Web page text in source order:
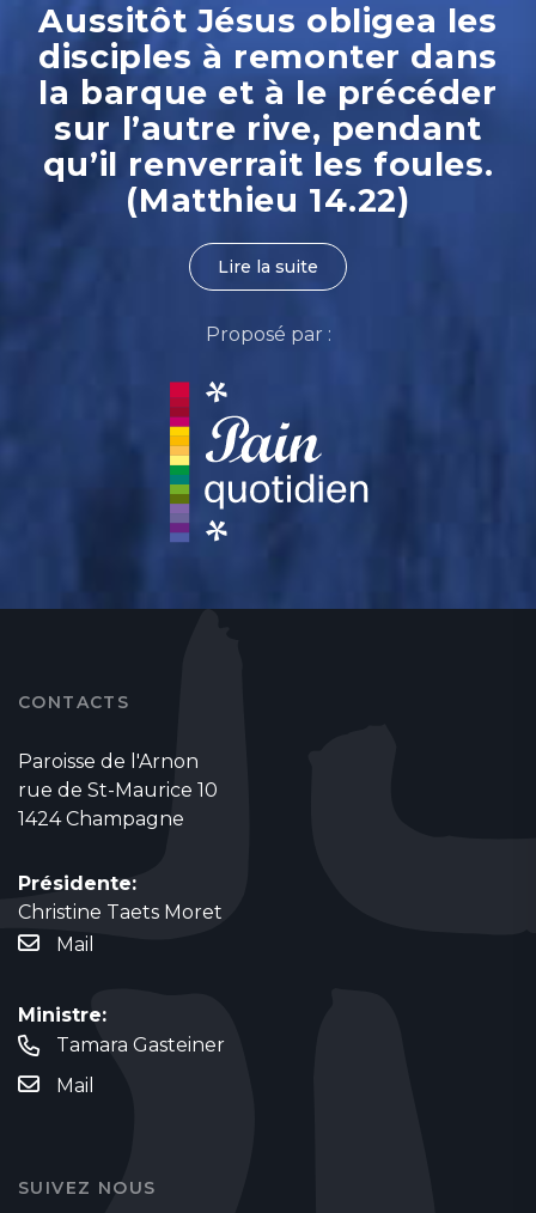
Aussitôt Jésus obligea les
disciples à remonter dans
la barque et à le précéder
sur l’autre rive, pendant
qu’il renverrait les foules.
(Matthieu 14.22)
Lire la suite
Proposé par :
CONTACTS
Paroisse de l'Arnon
rue de St-Maurice 10
1424 Champagne
Présidente:
Christine Taets Moret
Mail
Ministre:
Tamara Gasteiner
Mail
SUIVEZ NOUS